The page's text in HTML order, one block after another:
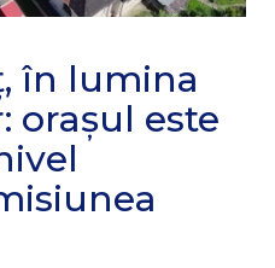
în lumina
orașul este